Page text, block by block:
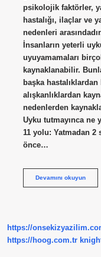
psikolojik faktörler,
hastalığı, ilaçlar ve
nedenleri
İnsanların yeterli
uyuyamamaları
kaynaklanabilir.
başka
alışkanlıklardan
nedenlerden
Uyku tutmayınca ne
11 yolu: Yatmadan 2
önce…
Devamını okuyun
https://
https://hoog.com.tr